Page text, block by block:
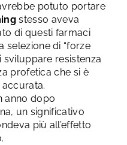
potuto portare
stesso aveva
di questi farmaci
di “forze
sviluppare resistenza
profetica che si è
anno dopo
un significativo
più all’effetto